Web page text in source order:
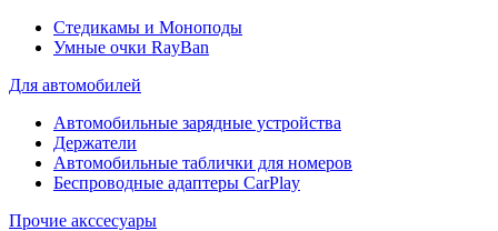
Стедикамы и Моноподы
Умные очки RayBan
Для автомобилей
Автомобильные зарядные устройства
Держатели
Автомобильные таблички для номеров
Беспроводные адаптеры CarPlay
Прочие акссесуары